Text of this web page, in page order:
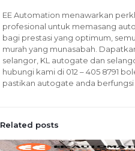
EE Automation menawarkan
profesional untuk memasang
bagi prestasi yang optimum,
murah yang munasabah.
selangor, KL autogate dan
hubungi kami di 012 – 405 8791
pastikan autogate anda
Related posts